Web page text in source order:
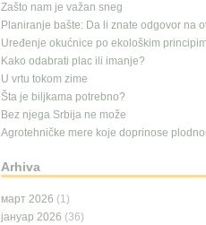
Zašto nam je važan sneg
Planiranje bašte: Da li znate odgovor na
Uređenje okućnice po ekološkim
Kako odabrati plac ili imanje?
U vrtu tokom zime
Šta je biljkama potrebno?
Bez njega Srbija ne može
Agrotehničke mere koje doprinose
Arhiva
март 2026 (1)
јануар 2026 (36)